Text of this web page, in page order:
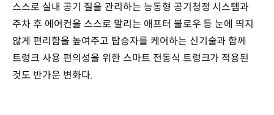
스스로 실내 공기 질을 관리하는 능동형 공기청정 시스템과
주차 후 에어컨을 스스로 말리는 애프터 블로우 등 눈에 띄지
않게 편리함을 높여주고 탑승자를 케어하는 신기술과 함께
트렁크 사용 편의성을 위한 스마트 전동식 트렁크가 적용된
것도 반가운 변화다.